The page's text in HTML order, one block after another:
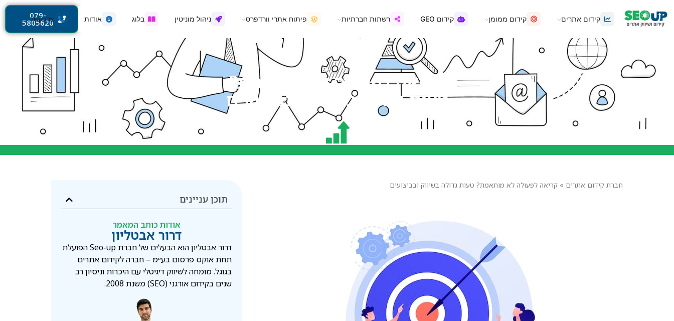
קידום אתרים קידום ממומן קידום GEO רשתות חברתיות פיתוח אתרי וורדפרס ניהול מוניטין בלוג אודות צרו קשר
079-
5805620
קריאה לפעולה לא מותאמת?
טעות גדולה בשיווק ובביצועים
חברת קידום אתרים » קריאה לפעולה לא מותאמת? טעות גדולה בשיווק ובביצועים
תוכן עניינים
אודות כותב המאמר
דרור אבטליון
דרור אבטליון הוא הבעלים של חברת Seo‑up הפועלת
תחת אוקס פרסום בע״מ – חברה לקידום אתרים
בגוגל. מומחה לשיווק דיגיטלי עם היכרות וניסיון רב
שנים בקידום אורגני (SEO) משנת 2008.